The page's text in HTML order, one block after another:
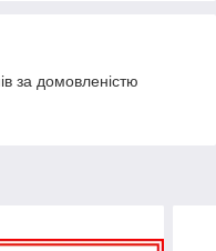
за домовленістю